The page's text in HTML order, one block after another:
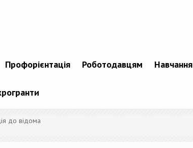
Профорієнтація Роботодавцям Навчання
до відома